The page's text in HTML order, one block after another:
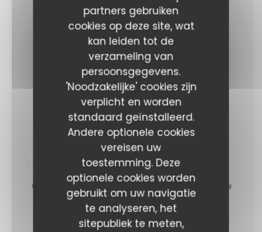
partners gebruiken
cookies op deze site, wat
kan leiden tot de
verzameling van
persoonsgegevens.
'Noodzakelijke' cookies zijn
verplicht en worden
standaard geïnstalleerd.
Andere optionele cookies
vereisen uw
toestemming. Deze
optionele cookies worden
gebruikt om uw navigatie
te analyseren, het
sitepubliek te meten,
Finger fraises, citron et basilic
Au dîner cette semaine...
Entrée + plat ou plat + dessert : 31 euros
Entrée + plat + dessert : 37 euros
ENTRÉES
Filet de canette, haricots verts, rhubarbe
Crudo de poisson, eau de tomate, amandes
et harissa à la fraise